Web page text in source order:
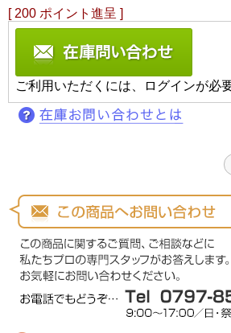
[ 200 ポイント進呈 ]
ご利用いただくには、ログインが必